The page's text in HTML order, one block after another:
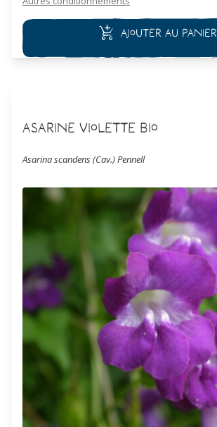
Ajouter au panier
Asarine violette Bio
Asarina scandens (Cav.) Pennell